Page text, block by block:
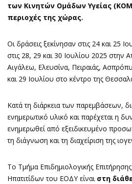
των Κινητών Ομάδων Υγείας
περιοχές της χώρας.
Οι δράσεις ξεκίνησαν στις 24 και 25
στις 28, 29 και 30 Ιουλίου 2025 στην
Αιγάλεω, Ελευσίνα, Πειραιάς,
και 29 Ιουλίου στο κέντρο της
Κατά τη διάρκεια των παρεμβάσεων,
ενημερωτικό υλικό και παρέχεται η
ενημερωθεί από εξειδικευμένο
τη διάγνωση και τη διαχείριση της
Το Τμήμα Επιδημιολογικής
Ηπατιτίδων του ΕΟΔΥ είναι στη